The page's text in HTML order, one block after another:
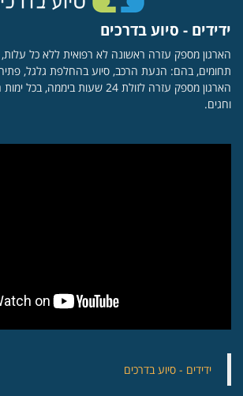
ידידים - סיוע בדרכים
הארגון מספק עזרה ראשונה לא רפואית ללא כל
תחומים, בהם: הנעת הרכב, סיוע בהחלפת גלגל,
הארגון מספק עזרה לזולת 24 שעות
וחגים.
‏ידידים - סיוע בדרכים